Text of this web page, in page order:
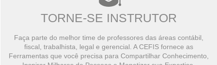
TORNE-SE INSTRUTOR
Faça parte do melhor time de professores das áreas contábil,
fiscal, trabalhista, legal e gerencial. A CEFIS fornece as
Ferramentas que você precisa para Compartilhar Conhecimento,